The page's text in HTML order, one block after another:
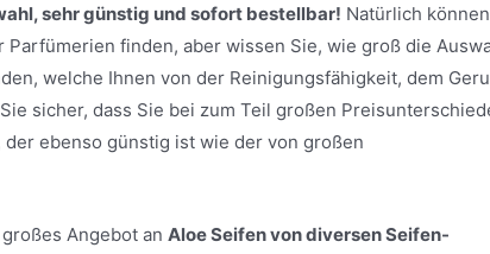
sehr günstig und sofort bestellbar! Natürlich
finden, aber wissen Sie, wie groß die
welche Ihnen von der Reinigungsfähigkeit, dem
sicher, dass Sie bei zum Teil großen
ebenso günstig ist wie der von großen
Angebot an Aloe Seifen von diversen Seifen-